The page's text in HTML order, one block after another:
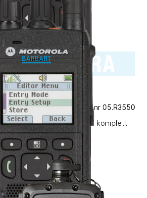
TETRA
BÄRBART
TETRA
Vårt art.nr 05.R3550
TETRA-terminal med komplett